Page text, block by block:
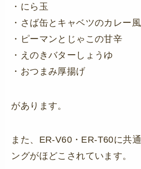
・にら玉
・さば缶とキャベツのカレー
・ピーマンとじゃこの甘辛
・えのきバターしょうゆ
・おつまみ厚揚げ
があります。
また、ER-V60・ER-T60に共
ングがほどこされています。